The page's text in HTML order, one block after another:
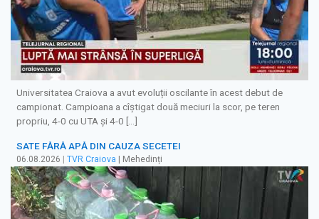
Universitatea Craiova a avut evoluții oscilante în acest debut de
campionat. Campioana a cîștigat două meciuri la scor, pe teren
propriu, 4-0 cu UTA și 4-0 […]
SATE FĂRĂ APĂ DIN CAUZA SECETEI
06.08.2026 | TVR Craiova | Mehedinți